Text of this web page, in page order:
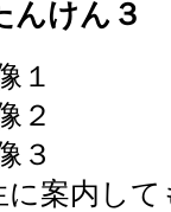
けん３
案内して